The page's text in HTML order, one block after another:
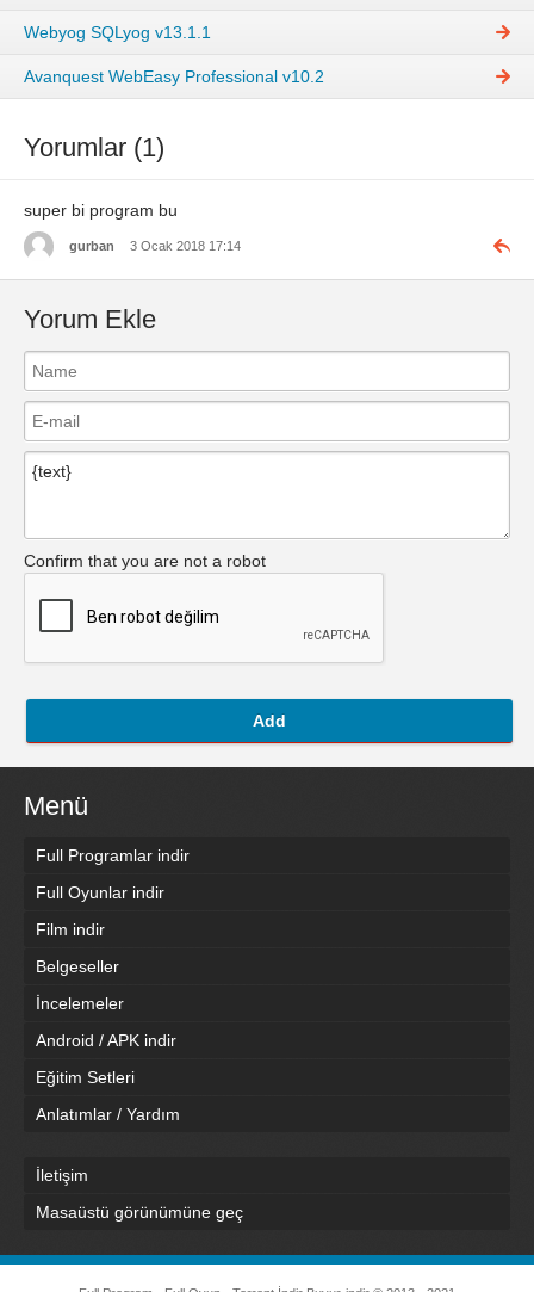
Webyog SQLyog v13.1.1
Avanquest WebEasy Professional v10.2
Yorumlar (1)
super bi program bu
gurban 3 Ocak 2018 17:14
Yorum Ekle
Confirm that you are not a robot
Add
Menü
Full Programlar indir
Full Oyunlar indir
Film indir
Belgeseller
İncelemeler
Android / APK indir
Eğitim Setleri
Anlatımlar / Yardım
İletişim
Masaüstü görünümüne geç